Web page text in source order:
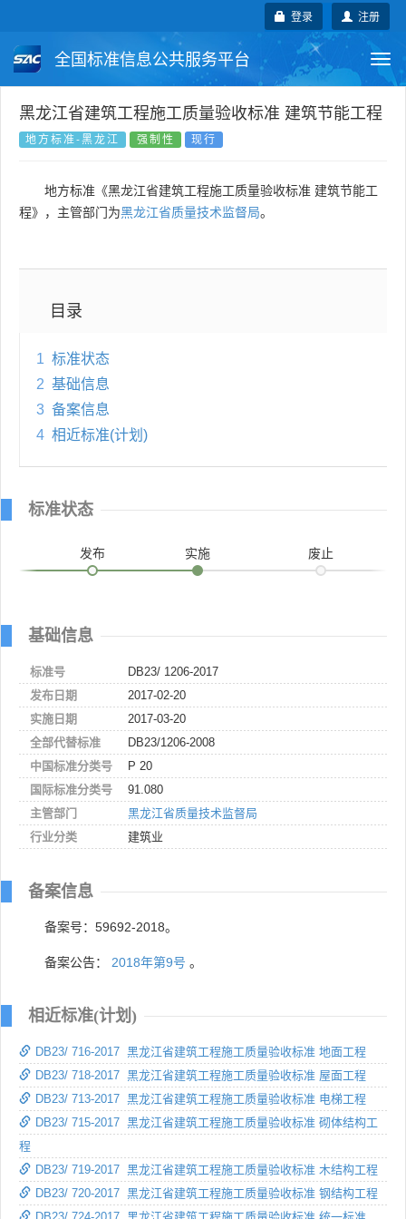
注册
登录
全国标准信息公共服务平台
国家标准 行业标准 地方标准
国外标准 技术委员会
黑龙江省建筑工程施工质量验收标准 建筑节能工程
地方标准-黑龙江 强制性 现行
地方标准《黑龙江省建筑工程施工质量验收标准 建筑节能工
程》，主管部门为黑龙江省质量技术监督局。
目录
1 标准状态
2 基础信息
3 备案信息
4 相近标准(计划)
标准状态
发布 实施 废止
基础信息
标准号
DB23/ 1206-2017
发布日期
2017-02-20
实施日期
2017-03-20
全部代替标准
DB23/1206-2008
中国标准分类号
P 20
国际标准分类号
91.080
主管部门
黑龙江省质量技术监督局
行业分类
建筑业
备案信息
备案号：59692-2018。
备案公告： 2018年第9号 。
相近标准(计划)
DB23/ 716-2017 黑龙江省建筑工程施工质量验收标准 地面工程
DB23/ 718-2017 黑龙江省建筑工程施工质量验收标准 屋面工程
DB23/ 713-2017 黑龙江省建筑工程施工质量验收标准 电梯工程
DB23/ 715-2017 黑龙江省建筑工程施工质量验收标准 砌体结构工
程
DB23/ 719-2017 黑龙江省建筑工程施工质量验收标准 木结构工程
DB23/ 720-2017 黑龙江省建筑工程施工质量验收标准 钢结构工程